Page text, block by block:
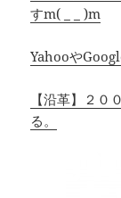
すm( _ _ )m
Yahooや
【沿革】２０
る。